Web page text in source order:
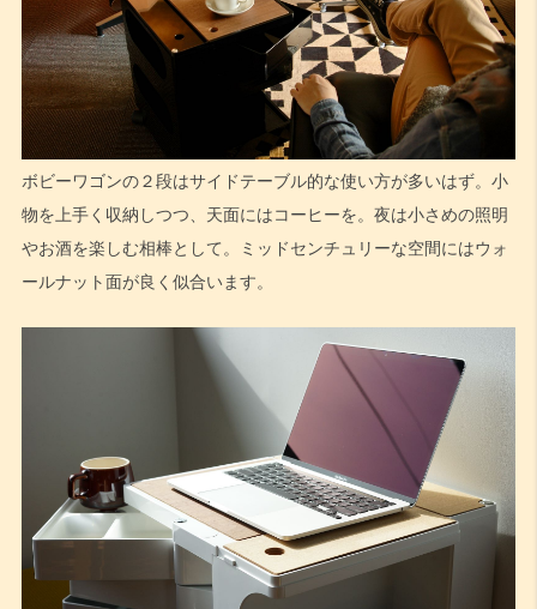
ボビーワゴンの２段はサイドテーブル的な使い方が多いはず。小
物を上手く収納しつつ、天面にはコーヒーを。夜は小さめの照明
やお酒を楽しむ相棒として。ミッドセンチュリーな空間にはウォ
ールナット面が良く似合います。